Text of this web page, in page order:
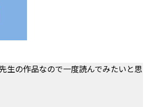
生の作品なので一度読んでみたいと思